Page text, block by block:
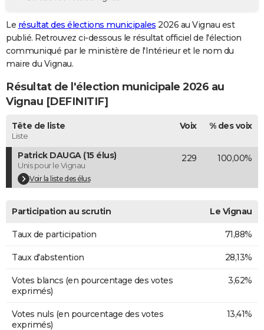
GUIDES D'ACHAT
BONS PLANS
CARTE DE VOEUX
Carte de Noël
Carte Bonne année
Carte Saint-Valentin
Carte Pâques
Carte d'anniversaire
DICTIONNAIRE
Dictionnaire
Biographies
Citations
Expressions
Proverbes
PROGRAMME TV
COPAINS D'AVANT
S'inscrire
Se connecter
Lycées
Collèges
Primaires
Universités
Entreprises
Service militaire
Avis de recherche
AVIS DE DÉCÈS
FORUM
Le résultat des élections municipales 2026 au Vignau est
publié. Retrouvez ci-dessous le résultat officiel de l'élection
communiqué par le ministère de l'Intérieur et le nom du
maire du Vignau.
Résultat de l'élection municipale 2026 au
Vignau [DEFINITIF]
Tête de liste
Liste
Voix % des voix
Patrick DAUGA (15 élus)
Unis pour le Vignau
Voir la liste des élus
229 100,00%
Participation au scrutin Le Vignau
Taux de participation 71,88%
Taux d'abstention 28,13%
Votes blancs (en pourcentage des votes
exprimés)
3,62%
Votes nuls (en pourcentage des votes
exprimés)
13,41%